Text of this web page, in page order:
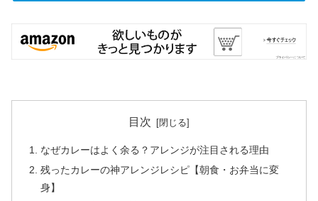
目次
なぜカレーはよく余る？アレンジが注目される理由
残ったカレーの神アレンジレシピ【朝食・お弁当に変
身】